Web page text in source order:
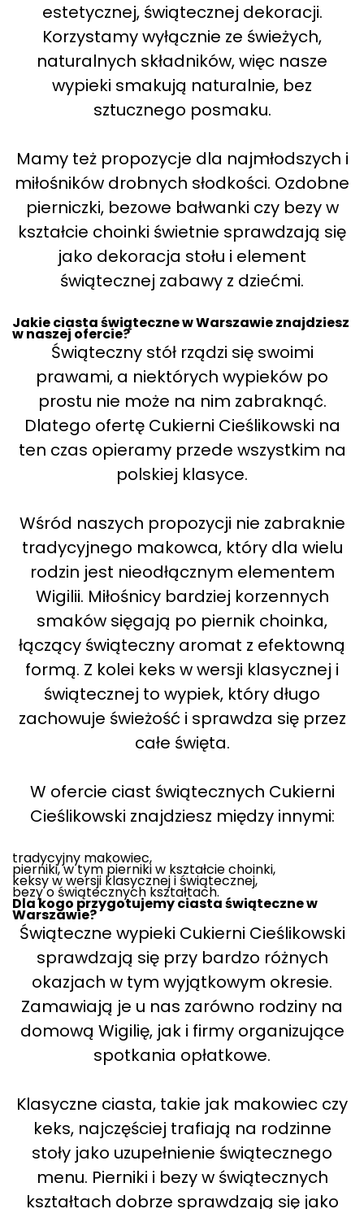
estetycznej, świątecznej dekoracji.
Korzystamy wyłącznie ze świeżych,
naturalnych składników, więc nasze
wypieki smakują naturalnie, bez
sztucznego posmaku.
Mamy też propozycje dla najmłodszych i
miłośników drobnych słodkości. Ozdobne
pierniczki, bezowe bałwanki czy bezy w
kształcie choinki świetnie sprawdzają się
jako dekoracja stołu i element
świątecznej zabawy z dziećmi.
Jakie ciasta świąteczne w Warszawie znajdziesz
w naszej ofercie?
Świąteczny stół rządzi się swoimi
prawami, a niektórych wypieków po
prostu nie może na nim zabraknąć.
Dlatego ofertę Cukierni Cieślikowski na
ten czas opieramy przede wszystkim na
polskiej klasyce.
Wśród naszych propozycji nie zabraknie
tradycyjnego makowca, który dla wielu
rodzin jest nieodłącznym elementem
Wigilii. Miłośnicy bardziej korzennych
smaków sięgają po piernik choinka,
łączący świąteczny aromat z efektowną
formą. Z kolei keks w wersji klasycznej i
świątecznej to wypiek, który długo
zachowuje świeżość i sprawdza się przez
całe święta.
W ofercie ciast świątecznych Cukierni
Cieślikowski znajdziesz między innymi:
tradycyjny makowiec,
pierniki, w tym pierniki w kształcie choinki,
keksy w wersji klasycznej i świątecznej,
bezy o świątecznych kształtach.
Dla kogo przygotujemy ciasta świąteczne w
Warszawie?
Świąteczne wypieki Cukierni Cieślikowski
sprawdzają się przy bardzo różnych
okazjach w tym wyjątkowym okresie.
Zamawiają je u nas zarówno rodziny na
domową Wigilię, jak i firmy organizujące
spotkania opłatkowe.
Klasyczne ciasta, takie jak makowiec czy
keks, najczęściej trafiają na rodzinne
stoły jako uzupełnienie świątecznego
menu. Pierniki i bezy w świątecznych
kształtach dobrze sprawdzają się jako